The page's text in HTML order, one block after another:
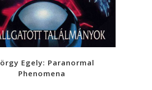
Egely: Paranormal
Phenomena